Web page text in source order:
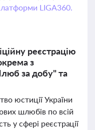
LIGA360.
реєстрацію
з
за добу" та
юстиції України
шлюбів по всій
у сфері реєстрації